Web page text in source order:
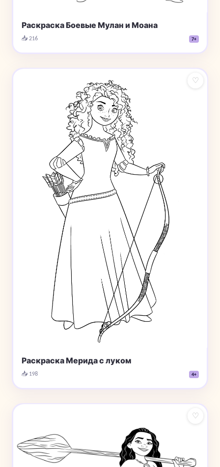
Раскраска Боевые Мулан и Моана
📥 216 7+
♡
Раскраска Мерида с луком
📥 198 4+
♡